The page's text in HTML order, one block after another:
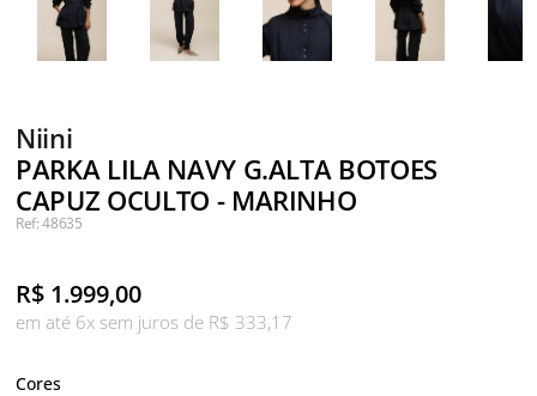
Niini
PARKA LILA NAVY G.ALTA BOTOES
CAPUZ OCULTO - MARINHO
Ref: 48635
R$ 1.999,00
em até 6x sem juros de R$ 333,17
Cores